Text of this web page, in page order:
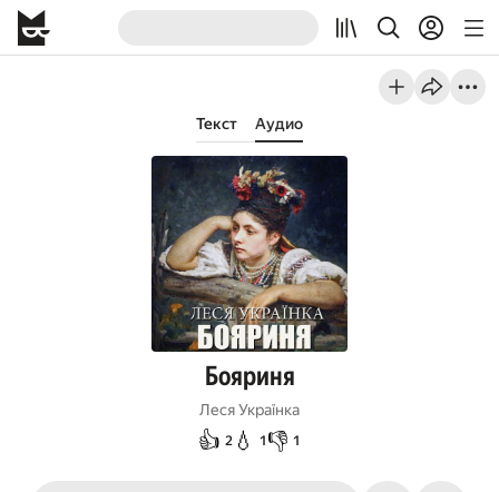
Текст Аудио
Бояриня
Леся Українка
👍 2 💧 1 👎 1